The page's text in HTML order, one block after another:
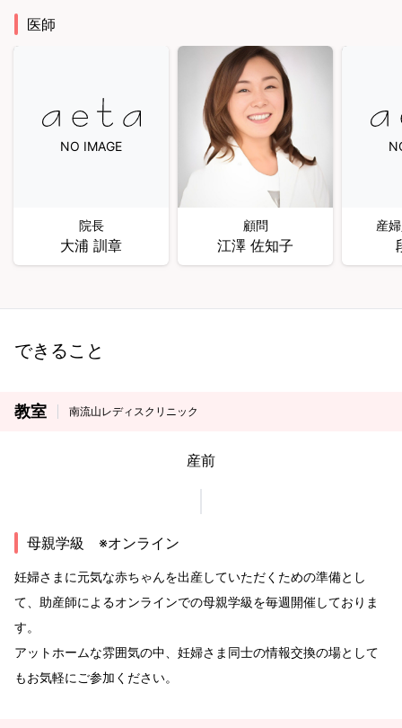
医師
NO IMAGE
院長
大浦 訓章
顧問
江澤 佐知子
産
できること
教室 南流山レディスクリニック
産前
母親学級 ※オンライン
妊婦さまに元気な赤ちゃんを出産していただくための準備とし
て、助産師によるオンラインでの母親学級を毎週開催しておりま
す。
アットホームな雰囲気の中、妊婦さま同士の情報交換の場として
もお気軽にご参加ください。